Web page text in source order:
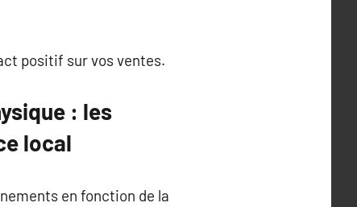
positif sur vos ventes.
: les
local
en fonction de la